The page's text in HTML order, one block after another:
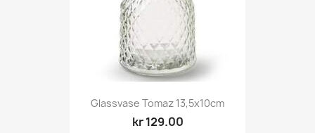
Glassvase Tomaz 13,5x10cm
kr 129.00